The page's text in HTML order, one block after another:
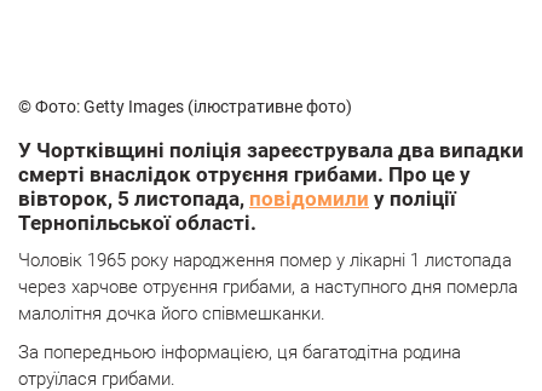
© Фото: Getty Images (ілюстративне фото)
У Чортківщині поліція зареєструвала два випадки
смерті внаслідок отруєння грибами. Про це у
вівторок, 5 листопада, повідомили у поліції
Тернопільської області.
Чоловік 1965 року народження помер у лікарні 1 листопада
через харчове отруєння грибами, а наступного дня померла
малолітня дочка його співмешканки.
За попередньою інформацією, ця багатодітна родина
отруїлася грибами.